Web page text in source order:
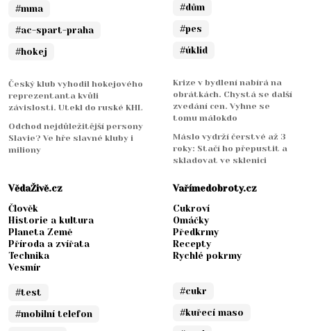
#mma
#ac-spart-praha
#hokej
Český klub vyhodil hokejového
reprezentanta kvůli
závislosti. Utekl do ruské KHL
Odchod nejdůležitější persony
Slavie? Ve hře slavné kluby i
miliony
#dům
#pes
#úklid
Krize v bydlení nabírá na
obrátkách. Chystá se další
zvedání cen. Vyhne se
tomu málokdo
Máslo vydrží čerstvé až 3
roky: Stačí ho přepustit a
skladovat ve sklenici
VědaŽivě.cz
Člověk
Historie a kultura
Planeta Země
Příroda a zvířata
Technika
Vesmír
#test
#mobilní telefon
Vařímedobroty.cz
Cukroví
Omáčky
Předkrmy
Recepty
Rychlé pokrmy
#cukr
#kuřecí maso